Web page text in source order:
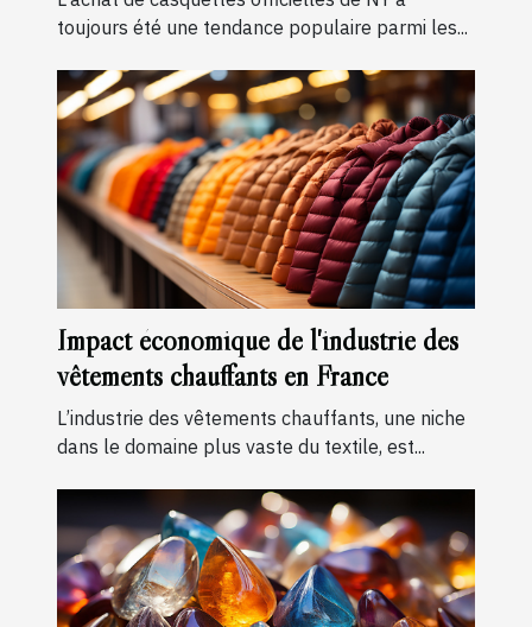
toujours été une tendance populaire parmi les...
Impact économique de l'industrie des
vêtements chauffants en France
L’industrie des vêtements chauffants, une niche
dans le domaine plus vaste du textile, est...